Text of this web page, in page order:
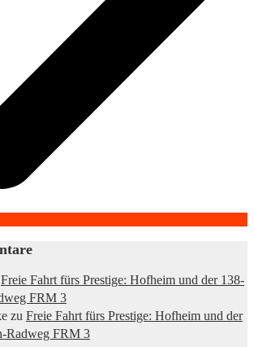
Freie Fahrt fürs Prestige: Hofheim und der 138-
FRM 3
zu Freie Fahrt fürs Prestige: Hofheim und der
Radweg FRM 3